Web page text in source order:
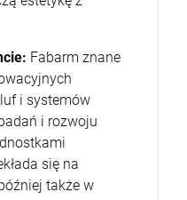
Fabarm znane
i systemów
i rozwoju
się na
także w